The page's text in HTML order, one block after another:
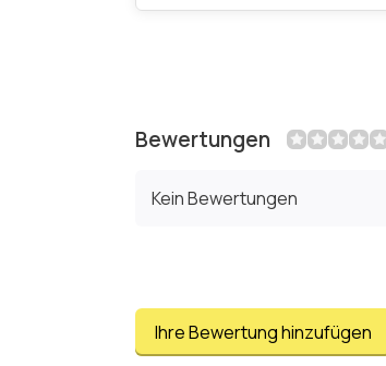
Bewertungen
Kein Bewertungen
Ihre Bewertung hinzufügen